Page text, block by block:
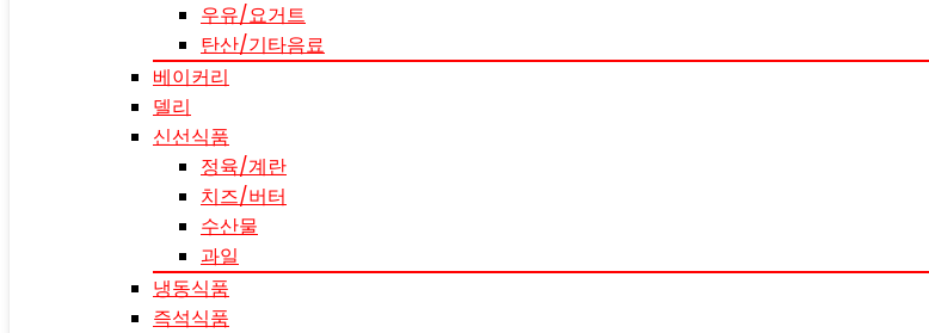
우유/요거트
탄산/기타음료
베이커리
델리
신선식품
정육/계란
치즈/버터
수산물
과일
냉동식품
즉석식품